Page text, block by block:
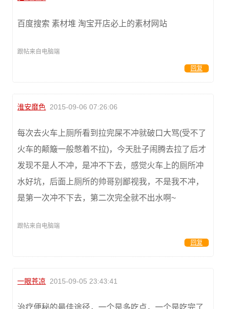
百度搜索 素材堆 淘宝开店必上的素材网站
跟帖来自电脑端
回复
淮安靡色 2015-09-06 07:26:06
每次去火车上厕所看到拉完屎不冲就破口大骂(受不了
火车的颠簸一般憋着不拉)，今天肚子闹腾去拉了后才
发现不是人不冲，是冲不下去，感觉火车上的厕所冲
水好坑，后面上厕所的帅哥别鄙视我，不是我不冲，
是第一次冲不下去，第二次完全就不出水啊~
跟帖来自电脑端
回复
一眼苍凉 2015-09-05 23:43:41
治疗便秘的最佳途径，一个是多吃点，一个是吃完了